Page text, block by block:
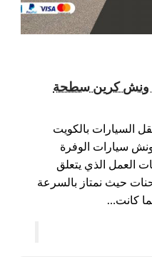
الوفرة / 65557275 / ونش كرين سطحة
السيارات بالكويت
سيارات الوفرة
العمل الذي يتعلق
حيث نمتاز بالسرعة
كانت…